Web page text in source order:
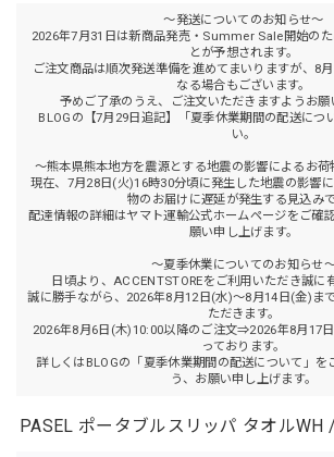
～発送についてのお知らせ～
2026年7月31日は新商品発売・Summer Sale開始の
とが予想されます。
ご注文商品は順次発送準備を進めてまいりますが、8
なる場合もございます。
予めご了承のうえ、ご注文いただきますようお願
BLOGの【7月29日追記】「夏季休業期間の配送につ
い。
～熊本県熊本地方を震源とする地震の影響によるお
現在、7月28日(火)16時30分頃に発生した地震の影響
物のお届けに遅延が発生する見込みで
配達情報の詳細はヤマト運輸公式ホームページをご確
願い申し上げます。
～夏季休業についてのお知らせ
日頃より、ACCENTSTOREをご利用いただき誠に
誠に勝手ながら、2026年8月12日(水)～8月14日(金)ま
ただきます。
2026年8月6日(木)10:00以降のご注文⇒2026年8月17
っております。
詳しくはBLOGの「夏季休業期間の配送について」を
う、お願い申し上げます。
PASEL ポータブルスリッパ タオルWH